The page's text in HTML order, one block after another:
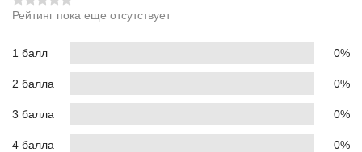
Рейтинг пока еще отсутствует
1 балл 0%
2 балла 0%
3 балла 0%
4 балла 0%